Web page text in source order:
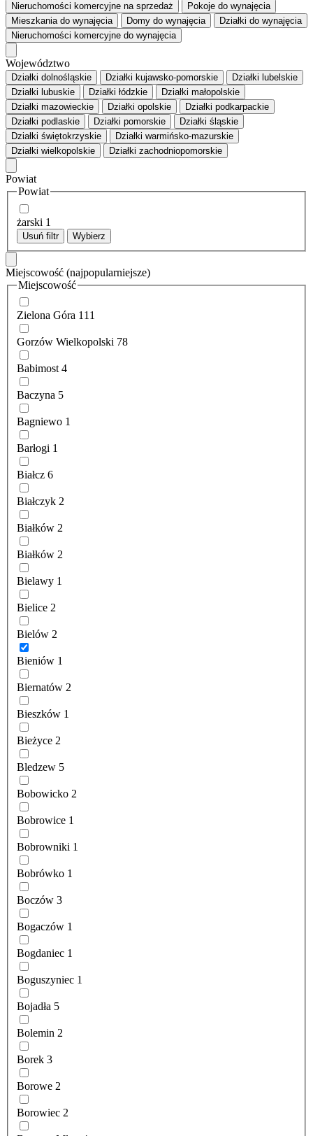
Nieruchomości komercyjne na sprzedaż Pokoje do wynajęcia
Mieszkaniado wynajęcia Domy do wynajęcia Działki do wynajęcia
Nieruchomości komercyjne do wynajęcia
Województwo
Działki dolnośląskie Działki kujawsko-pomorskie
Działki lubelskie
Działki lubuskie
Działki łódzkie
Działki małopolskie
Działki mazowieckie
Działki opolskie
Działki podkarpackie
Działki podlaskie
Działki pomorskie
Działki śląskie
Działki świętokrzyskie
Działki warmińsko-mazurskie
Działki wielkopolskie
Działki zachodniopomorskie
Powiat
Powiat
żarski 1
Usuń filtr Wybierz
Miejscowość (najpopularniejsze)
Miejscowość
Zielona Góra 111
Gorzów Wielkopolski 78
Babimost 4
Baczyna 5
Bagniewo 1
Barłogi 1
Białcz 6
Białczyk 2
Białków 2
Białków 2
Bielawy 1
Bielice 2
Bielów 2
Bieniów 1
Biernatów 2
Bieszków 1
Bieżyce 2
Bledzew 5
Bobowicko 2
Bobrowice 1
Bobrowniki 1
Bobrówko 1
Boczów 3
Bogaczów 1
Bogdaniec 1
Boguszyniec 1
Bojadła 5
Bolemin 2
Borek 3
Borowe 2
Borowiec 2